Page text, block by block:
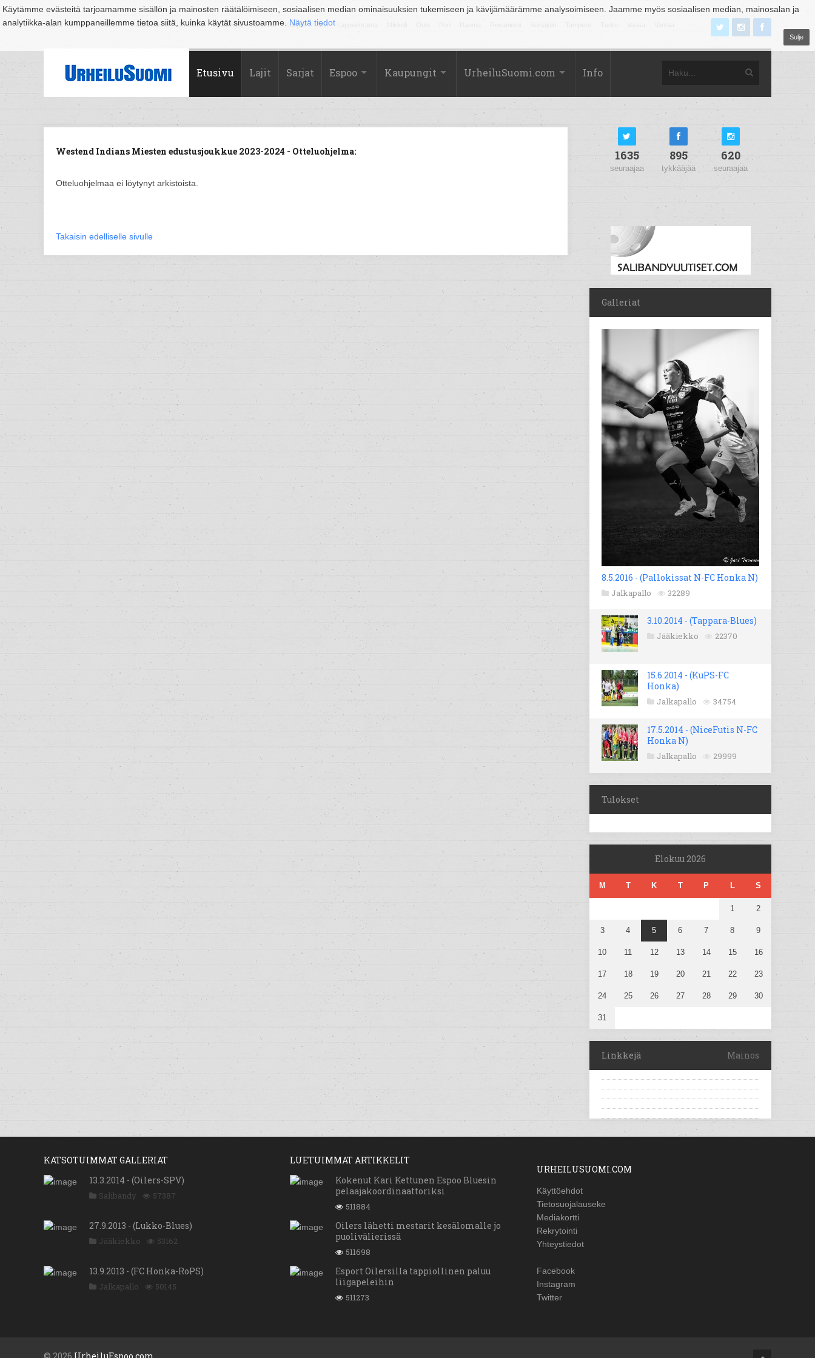
Käytämme evästeitä tarjoamamme sisällön ja mainosten räätälöimiseen, sosiaalisen median ominaisuuksien tukemiseen ja kävijämäärämme analysoimiseen. Jaamme myös sosiaalisen median, mainosalan ja
analytiikka-alan kumppaneillemme tietoa siitä, kuinka käytät sivustoamme. Näytä tiedot
Sulje
Suomi Espoo Helsinki Hämeenlinna Joensuu Jyväskylä Kouvola Kuopio Lahti
Etusivu Lajit Sarjat Espoo Kaupungit UrheiluSuomi.com Info
Westend Indians Miesten edustusjoukkue 2023-2024 - Otteluohjelma:
Otteluohjelmaa ei löytynyt arkistoista.
Takaisin edelliselle sivulle
1635
seuraajaa
895
tykkääjää
620
seuraajaa
Galleriat
8.5.2016 - (Pallokissat N-FC Honka N)
Jalkapallo 32289
3.10.2014 - (Tappara-Blues)
Jääkiekko 22370
15.6.2014 - (KuPS-FC
Honka)
Jalkapallo 34754
17.5.2014 - (NiceFutis N-FC
Honka N)
Jalkapallo 29999
Tulokset
Elokuu 2026
M T K T P L S
1 2
3 4 5 6 7 8 9
10 11 12 13 14 15 16
17 18 19 20 21 22 23
24 25 26 27 28 29 30
31
Linkkejä Mainos
KATSOTUIMMAT GALLERIAT
13.3.2014 - (Oilers-SPV)
Salibandy 57387
27.9.2013 - (Lukko-Blues)
Jääkiekko 53162
13.9.2013 - (FC Honka-RoPS)
Jalkapallo 50145
LUETUIMMAT ARTIKKELIT
Kokenut Kari Kettunen Espoo Bluesin
pelaajakoordinaattoriksi
511884
Oilers lähetti mestarit kesälomalle jo
puolivälierissä
511698
Esport Oilersilla tappiollinen paluu
liigapeleihin
511273
URHEILUSUOMI.COM
Käyttöehdot
Tietosuojalauseke
Mediakortti
Rekrytointi
Yhteystiedot
Facebook
Instagram
Twitter